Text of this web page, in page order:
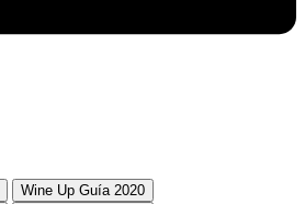
Wine Up Guía 2020